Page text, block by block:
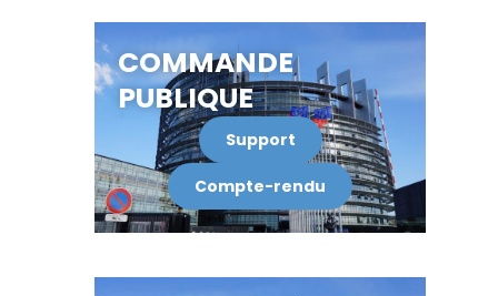
COMMANDE
PUBLIQUE
Support
Compte-rendu